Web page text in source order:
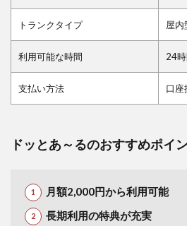
トランクタイプ 屋内
利用可能な時間 24
支払い方法 口座
ドッとあ～るのおすすめポイ
月額2,000円から利用可能
長期利用の特典が充実